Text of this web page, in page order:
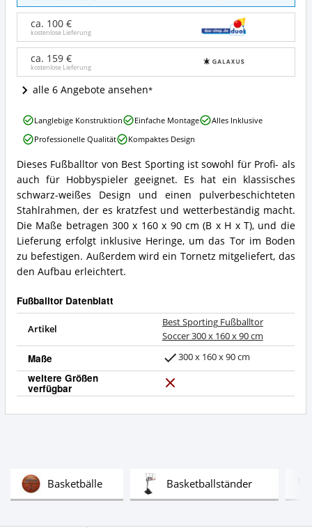
BasketbälleTest BasketballständerTest
Fußballtor
Soccer
300
x
160
90
cm
Wo
ist
dieses
Fußballtor
erhältlich?
ca. 100 €
kostenlose Lieferung
ca. 159 €
kostenlose Lieferung
alle 6 Angebote ansehen
Best
Sporting
Fußballtor
Soccer
300
x
160
x
90
Zusammenfassung:
Was
dieses
Fußballtor?
Dieses Fußballtor von Best Sporting ist sowohl für Profi- als
auch für Hobbyspieler geeignet. Es hat ein klassisches
schwarz-weißes Design und einen pulverbeschichteten
Stahlrahmen, der es kratzfest und wetterbeständig macht.
Die Maße betragen 300 x 160 x 90 cm (B x H x T), und die
Lieferung erfolgt inklusive Heringe, um das Tor im Boden
zu befestigen. Außerdem wird ein Tornetz mitgeliefert, das
den Aufbau erleichtert.
Fußballtor Datenblatt
Artikel
Best Sporting Fußballtor
Soccer 300 x 160 x 90 cm
Maße 300 x 160 x 90 cm
weitere Größen
verfügbar
N
i
Best
Sporting
Fußballtor
300
x
160
x
90
cm
Vorteile:
Was
spricht
Fußballtor?
Langlebige Konstruktion Einfache Montage
Alles Inklusive
Professionelle Qualität
Kompaktes Design